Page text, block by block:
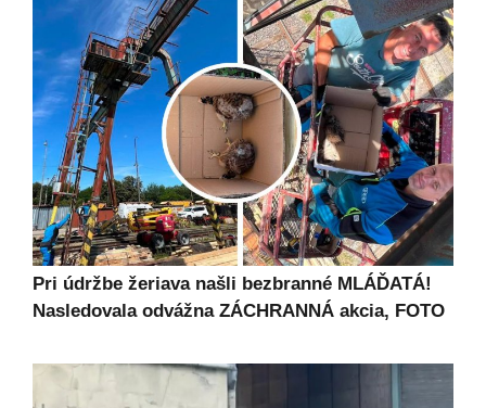
Pri údržbe žeriava našli bezbranné MLÁĎATÁ!
Nasledovala odvážna ZÁCHRANNÁ akcia, FOTO